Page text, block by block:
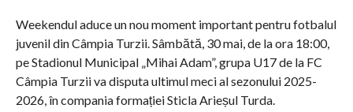
Weekendul aduce un nou moment important pentru fotbalul
juvenil din Câmpia Turzii. Sâmbătă, 30 mai, de la ora 18:00,
pe Stadionul Municipal „Mihai Adam”, grupa U17 de la FC
Câmpia Turzii va disputa ultimul meci al sezonului 2025-
2026, în compania formației Sticla Arieșul Turda.